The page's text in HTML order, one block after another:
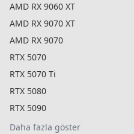
AMD RX 9060 XT
AMD RX 9070 XT
AMD RX 9070
RTX 5070
RTX 5070 Ti
RTX 5080
RTX 5090
Daha fazla göster